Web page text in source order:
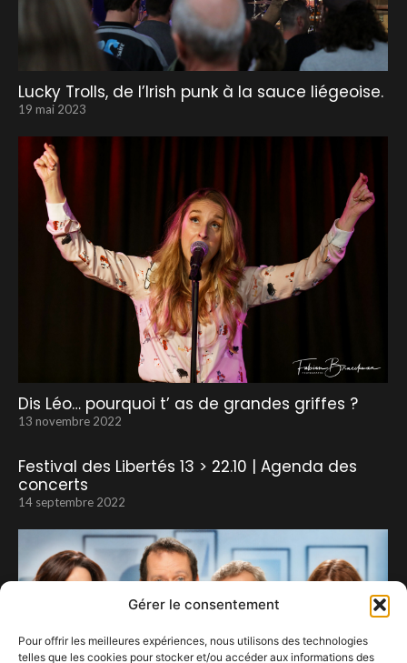
Gérer le consentement
Pour offrir les meilleures expériences, nous utilisons des technologies
telles que les cookies pour stocker et/ou accéder aux informations des
Lucky Trolls, de l’Irish punk à la sauce liégeoise.
19 mai 2023
Dis Léo… pourquoi t’ as de grandes griffes ?
13 novembre 2022
Festival des Libertés 13 > 22.10 | Agenda des
concerts
14 septembre 2022